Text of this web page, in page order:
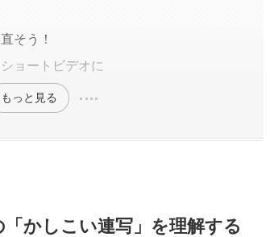
そう！
ョートビデオに
もっと見る
かしこい連写」を理解する